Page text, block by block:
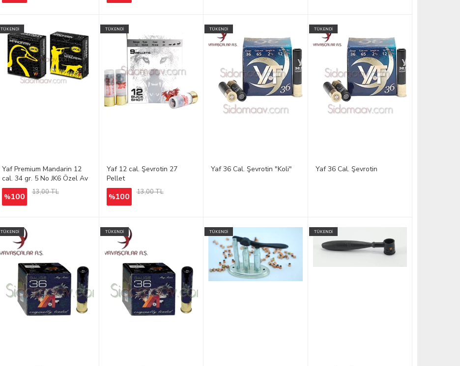
TÜKENDİ
Yaf Premium Mandarin 12
cal. 34 gr. 5 No JK6 Özel Av
Fişeğ
%100 13,00 TL
TÜKENDİ
Yaf 12 cal. Şevrotin 27
Pellet
%100 13,00 TL
TÜKENDİ
Yaf 36 Cal. Şevrotin "Koli"
TÜKENDİ
Yaf 36 Cal. Şevrotin
TÜKENDİ TÜKENDİ TÜKENDİ TÜKENDİ